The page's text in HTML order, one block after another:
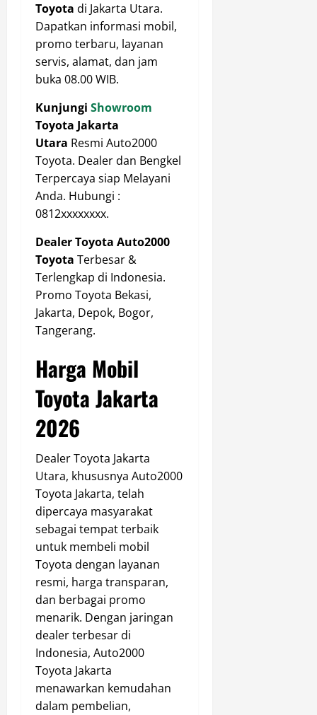
Toyota di Jakarta Utara.
Dapatkan informasi mobil,
promo terbaru, layanan
servis, alamat, dan jam
buka 08.00 WIB.
Kunjungi Showroom
Toyota Jakarta
Utara Resmi Auto2000
Toyota. Dealer dan Bengkel
Terpercaya siap Melayani
Anda. Hubungi :
0812xxxxxxxx.
Dealer Toyota Auto2000
Toyota Terbesar &
Terlengkap di Indonesia.
Promo Toyota Bekasi,
Jakarta, Depok, Bogor,
Tangerang.
Harga Mobil
Toyota Jakarta
2026
Dealer Toyota Jakarta
Utara, khususnya Auto2000
Toyota Jakarta, telah
dipercaya masyarakat
sebagai tempat terbaik
untuk membeli mobil
Toyota dengan layanan
resmi, harga transparan,
dan berbagai promo
menarik. Dengan jaringan
dealer terbesar di
Indonesia, Auto2000
Toyota Jakarta
menawarkan kemudahan
dalam pembelian,